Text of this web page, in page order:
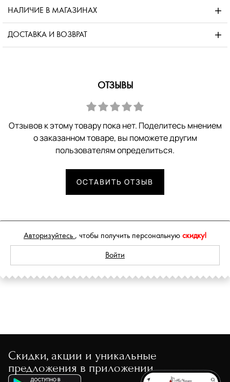
НАЛИЧИЕ В МАГАЗИНАХ
ДОСТАВКА И ВОЗВРАТ
ОТЗЫВЫ
Отзывов к этому товару пока нет. Поделитесь мнением
о заказанном товаре, вы поможете другим
пользователям определиться.
ОСТАВИТЬ ОТЗЫВ
Авторизуйтесь , чтобы получить персональную скидку!
Войти
Скидки, акции и уникальные
предложения в приложении